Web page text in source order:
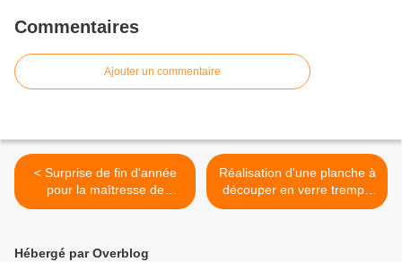
Commentaires
Ajouter un commentaire
< Surprise de fin d'année
pour la maîtresse de
Anakyne
Réalisation d'une planche à
découper en verre trempé
sur le thème nénuphar >
Hébergé par Overblog